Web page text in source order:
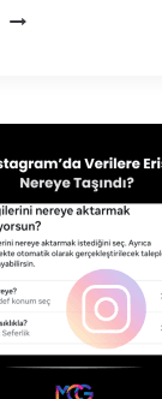
INSTAGRAM